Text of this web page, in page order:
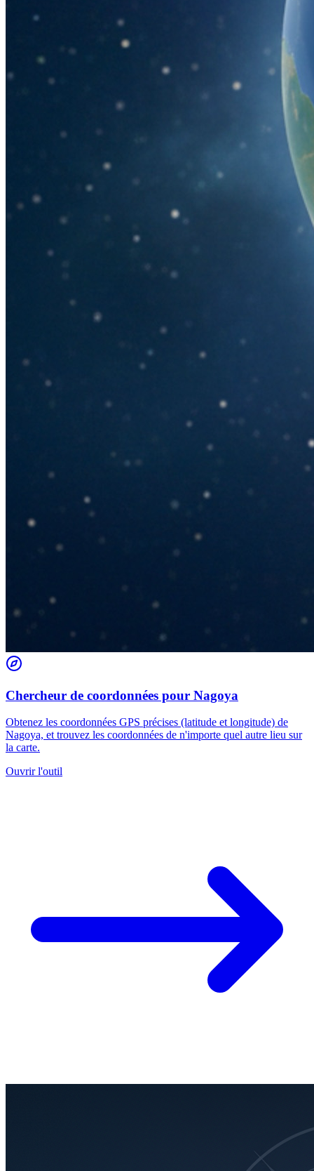
Chercheur de coordonnées pour Nagoya
Obtenez les coordonnées GPS précises (latitude et longitude) de
Nagoya, et trouvez les coordonnées de n'importe quel autre lieu sur
la carte.
Ouvrir l'outil